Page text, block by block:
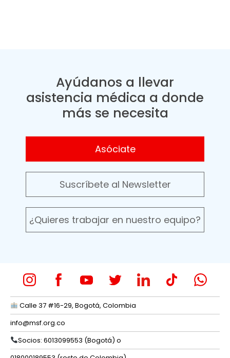
Ayúdanos a llevar
asistencia médica a donde
más se necesita
Asóciate
Suscríbete al Newsletter
¿Quieres trabajar en nuestro equipo?
Calle 37 #16-29, Bogotá, Colombia
info@msf.org.co
Socios: 6013099553 (Bogotá) o